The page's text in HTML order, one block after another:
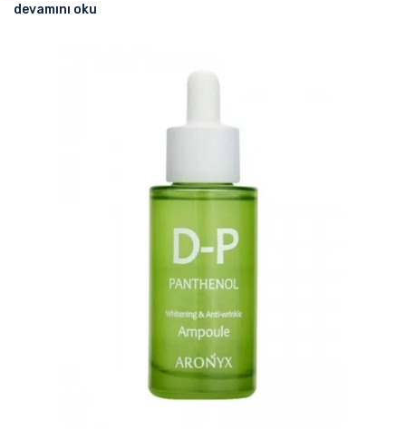
devamını oku